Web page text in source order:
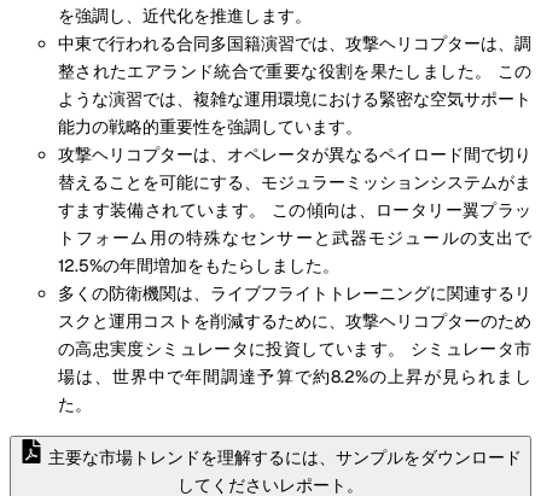
を強調し、近代化を推進します。
中東で行われる合同多国籍演習では、攻撃ヘリコプターは、調
整されたエアランド統合で重要な役割を果たしました。 この
ような演習では、複雑な運用環境における緊密な空気サポート
能力の戦略的重要性を強調しています。
攻撃ヘリコプターは、オペレータが異なるペイロード間で切り
替えることを可能にする、モジュラーミッションシステムがま
すます装備されています。 この傾向は、ロータリー翼プラッ
トフォーム用の特殊なセンサーと武器モジュールの支出で
12.5%の年間増加をもたらしました。
多くの防衛機関は、ライブフライトトレーニングに関連するリ
スクと運用コストを削減するために、攻撃ヘリコプターのため
の高忠実度シミュレータに投資しています。 シミュレータ市
場は、世界中で年間調達予算で約8.2%の上昇が見られまし
た。
主要な市場トレンドを理解するには、サンプルをダウンロード
してくださいレポート。